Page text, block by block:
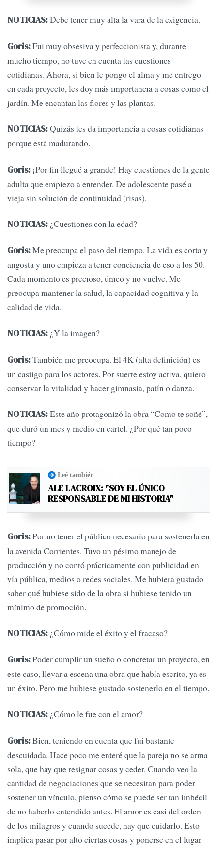
NOTICIAS:Debe tener muy alta la vara de la exigencia.
Goris:Fui muy obsesiva y perfeccionista y, durante
mucho tiempo, no tuve en cuenta las cuestiones
cotidianas. Ahora, si bien le pongo el alma y me entrego
en cada proyecto, les doy más importancia a cosas como el
jardín. Me encantan las flores y las plantas.
NOTICIAS:Quizás les da importancia a cosas cotidianas
porque está madurando.
Goris: ¡Por fin llegué a grande! Hay cuestiones de la gente
adulta que empiezo a entender. De adolescente pasé a
vieja sin solución de continuidad (risas).
NOTICIAS: ¿Cuestiones con la edad?
Goris:Me preocupa el paso del tiempo. La vida es corta y
angosta y uno empieza a tener conciencia de eso a los 50.
Cada momento es precioso, único y no vuelve. Me
preocupa mantener la salud, la capacidad cognitiva y la
calidad de vida.
NOTICIAS: ¿Y la imagen?
Goris:También me preocupa. El 4K (alta definición) es
un castigo para los actores. Por suerte estoy activa, quiero
conservar la vitalidad y hacer gimnasia, patín o danza.
NOTICIAS:Este año protagonizó la obra “Como te soñé”,
que duró un mes y medio en cartel. ¿Por qué tan poco
tiempo?
Leé también
ALE LACROIX: "SOY EL ÚNICO
RESPONSABLE DE MI HISTORIA"
Goris:Por no tener el público necesario para sostenerla en
la avenida Corrientes. Tuvo un pésimo manejo de
producción y no contó prácticamente con publicidad en
vía pública, medios o redes sociales. Me hubiera gustado
saber qué hubiese sido de la obra si hubiese tenido un
mínimo de promoción.
NOTICIAS: ¿Cómo mide el éxito y el fracaso?
Goris:Poder cumplir un sueño o concretar un proyecto, en
este caso, llevar a escena una obra que había escrito, ya es
un éxito. Pero me hubiese gustado sostenerlo en el tiempo.
NOTICIAS: ¿Cómo le fue con el amor?
Goris:Bien, teniendo en cuenta que fui bastante
descuidada. Hace poco me enteré que la pareja no se arma
sola, que hay que resignar cosas y ceder. Cuando veo la
cantidad de negociaciones que se necesitan para poder
sostener un vínculo, pienso cómo se puede ser tan imbécil
de no haberlo entendido antes. El amor es casi del orden
de los milagros y cuando sucede, hay que cuidarlo. Esto
implica pasar por alto ciertas cosas y ponerse en el lugar